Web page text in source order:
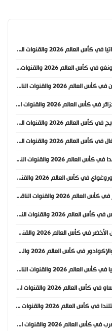
موعد مباراة إنجلترا وكرواتيا في كأس العالم 2026 والقنوات الناقلة
موعد مباراة البرتغال والكونغو في كأس العالم 2026 والقنوات الناقلة
موعد مباراة النمسا والأردن في كأس العالم 2026 والقنوات الناقلة
موعد مباراة الأرجنتين والجزائر في كأس العالم 2026 والقنوات الناقلة
موعد مباراة العراق والنرويج في كأس العالم 2026 والقنوات الناقلة
موعد مباراة فرنسا والسنغال في كأس العالم 2026 والقنوات الناقلة
موعد مباراة إيران ونيوزيلندا في كأس العالم 2026 والقنوات الناقلة
موعد مباراة السعودية وأوروغواي في كأس العالم 2026 والقنوات الناقلة
موعد مباراة بلجيكا ومصر في كأس العالم 2026 والقنوات الناقلة
موعد مباراة السويد وتونس في كأس العالم 2026 والقنوات الناقلة
موعد مباراة إسبانيا والرأس الأخضر في كأس العالم 2026 والقنوات الناقلة
موعد مباراة ساحل العاج والإكوادور في كأس العالم 2026 والقنوات الناقلة
موعد مباراة أستراليا وتركيا في كأس العالم 2026 والقنوات الناقلة
موعد مباراة ألمانيا وكوراساو في كأس العالم 2026 والقنوات الناقلة
موعد مباراة هايتي واسكتلندا في كأس العالم 2026 والقنوات الناقلة
موعد مباراة البرازيل والمغرب في كأس العالم 2026 والقنوات الناقلة